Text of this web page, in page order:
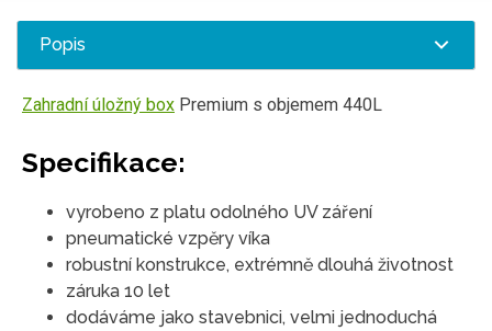
Popis
Zahradní úložný box Premium s objemem 440L
Specifikace:
vyrobeno z platu odolného UV záření
pneumatické vzpěry víka
robustní konstrukce, extrémně dlouhá životnost
záruka 10 let
dodáváme jako stavebnici, velmi jednoduchá